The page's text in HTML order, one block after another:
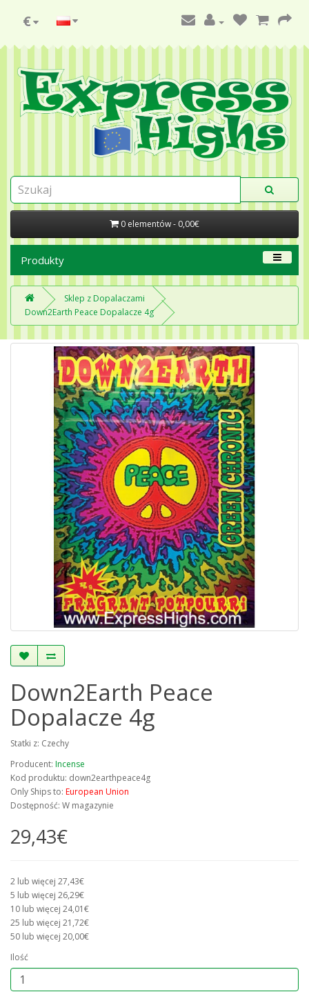
€
0 elementów - 0,00€
Produkty
Sklep z Dopalaczami
Down2Earth Peace Dopalacze 4g
Down2Earth Peace
Dopalacze 4g
Statki z: Czechy
Producent: Incense
Kod produktu: down2earthpeace4g
Only Ships to: European Union
Dostępność: W magazynie
29,43€
2 lub więcej 27,43€
5 lub więcej 26,29€
10 lub więcej 24,01€
25 lub więcej 21,72€
50 lub więcej 20,00€
Ilość